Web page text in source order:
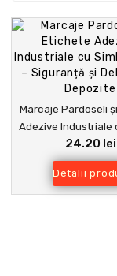
Marcaje Pardoseli
Adezive Industriale
STOP – Siguranță și
Depozite
24.20 lei
Detalii